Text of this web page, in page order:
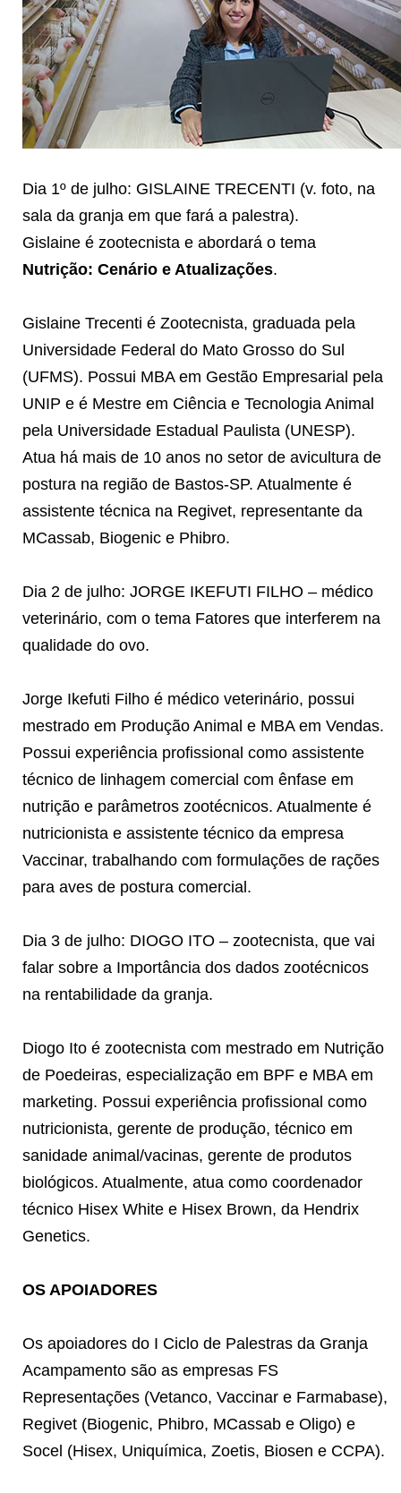
Dia 1º de julho: GISLAINE TRECENTI (v. foto, na
sala da granja em que fará a palestra).
Gislaine é zootecnista e abordará o tema
Nutrição: Cenário e Atualizações.
Gislaine Trecenti é Zootecnista, graduada pela
Universidade Federal do Mato Grosso do Sul
(UFMS). Possui MBA em Gestão Empresarial pela
UNIP e é Mestre em Ciência e Tecnologia Animal
pela Universidade Estadual Paulista (UNESP).
Atua há mais de 10 anos no setor de avicultura de
postura na região de Bastos-SP. Atualmente é
assistente técnica na Regivet, representante da
MCassab, Biogenic e Phibro.
Dia 2 de julho: JORGE IKEFUTI FILHO – médico
veterinário, com o tema Fatores que interferem na
qualidade do ovo.
Jorge Ikefuti Filho é médico veterinário, possui
mestrado em Produção Animal e MBA em Vendas.
Possui experiência profissional como assistente
técnico de linhagem comercial com ênfase em
nutrição e parâmetros zootécnicos. Atualmente é
nutricionista e assistente técnico da empresa
Vaccinar, trabalhando com formulações de rações
para aves de postura comercial.
Dia 3 de julho: DIOGO ITO – zootecnista, que vai
falar sobre a Importância dos dados zootécnicos
na rentabilidade da granja.
Diogo Ito é zootecnista com mestrado em Nutrição
de Poedeiras, especialização em BPF e MBA em
marketing. Possui experiência profissional como
nutricionista, gerente de produção, técnico em
sanidade animal/vacinas, gerente de produtos
biológicos. Atualmente, atua como coordenador
técnico Hisex White e Hisex Brown, da Hendrix
Genetics.
OS APOIADORES
Os apoiadores do I Ciclo de Palestras da Granja
Acampamento são as empresas FS
Representações (Vetanco, Vaccinar e Farmabase),
Regivet (Biogenic, Phibro, MCassab e Oligo) e
Socel (Hisex, Uniquímica, Zoetis, Biosen e CCPA).